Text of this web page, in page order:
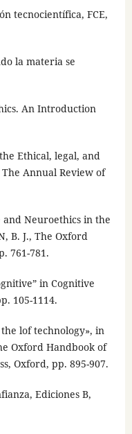
tecnocientífica, FCE,
la materia se
An Introduction
Ethical, legal, and
Annual Review of
and Neuroethics in the
B. J., The Oxford
761-781.
in Cognitive
105-1114.
the lof technology», in
Oxford Handbook of
Oxford, pp. 895-907.
Ediciones B,